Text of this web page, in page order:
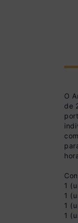
O
de
1
1
1
1